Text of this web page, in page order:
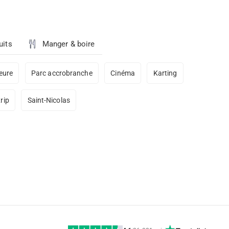
Manger & boire
Parc accrobranche Cinéma Karting
Saint-Nicolas